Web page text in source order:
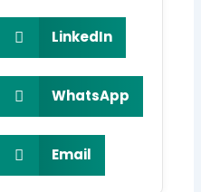
LinkedIn
WhatsApp
Email